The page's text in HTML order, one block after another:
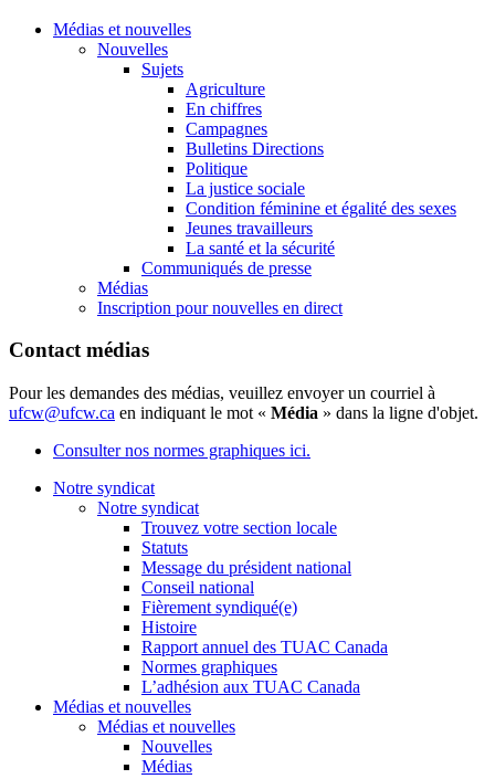
Médias et nouvelles
Nouvelles
Sujets
Agriculture
En chiffres
Campagnes
Bulletins Directions
Politique
La justice sociale
Condition féminine et égalité des sexes
Jeunes travailleurs
La santé et la sécurité
Communiqués de presse
Médias
Inscription pour nouvelles en direct
Contact médias
Pour les demandes des médias, veuillez envoyer un courriel à
ufcw@ufcw.ca en indiquant le mot « Média » dans la ligne d'objet.
Consulter nos normes graphiques ici.
Notre syndicat
Notre syndicat
Trouvez votre section locale
Statuts
Message du président national
Conseil national
Fièrement syndiqué(e)
Histoire
Rapport annuel des TUAC Canada
Normes graphiques
L’adhésion aux TUAC Canada
Médias et nouvelles
Médias et nouvelles
Nouvelles
Médias